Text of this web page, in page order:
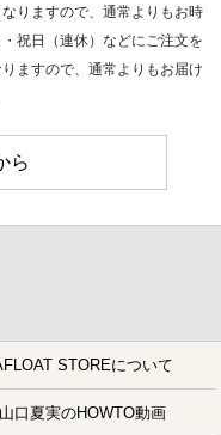
りますので、通常よりもお時
祝日（連休）などにご注文を
ますので、通常よりもお届け
ら
STOREについて
山口夏実のHOWTO動画